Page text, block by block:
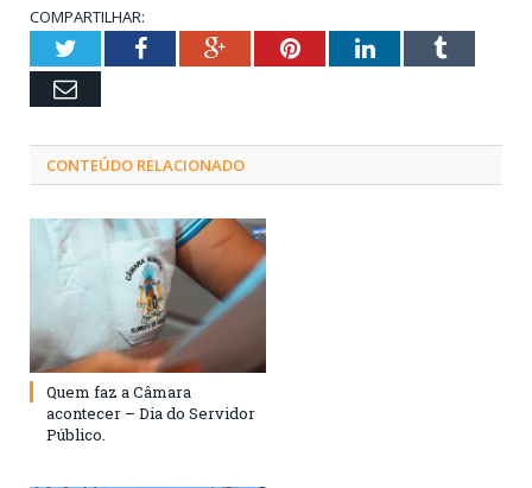
COMPARTILHAR:
TwitterFacebookGoogle+PinterestLinkedInTumblr
Email
CONTEÚDO RELACIONADO
Quem faz a Câmara
acontecer – Dia do Servidor
Público.